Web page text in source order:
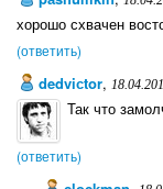
хорошо схвачен
(ответить)
dedviсtor,
Так что
(ответить)